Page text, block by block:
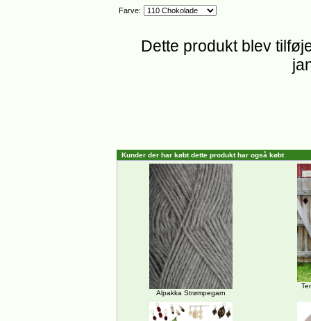
Farve:
Dette produkt blev
Kunder der har købt dette produkt har også købt
Alpakka Strømpegarn